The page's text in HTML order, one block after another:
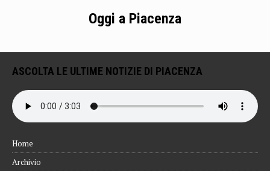
Oggi a Piacenza
ASCOLTA LE ULTIME NOTIZIE DI PIACENZA
Home
Archivio